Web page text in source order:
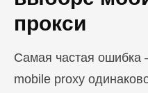
прокси
Самая частая
mobile proxy